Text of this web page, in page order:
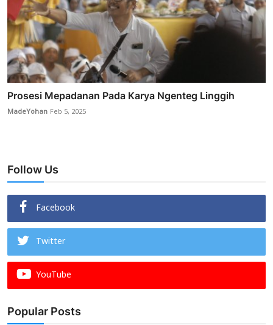
Prosesi Mepadanan Pada Karya Ngenteg Linggih
MadeYohan Feb 5, 2025
Follow Us
Facebook
Twitter
YouTube
Popular Posts